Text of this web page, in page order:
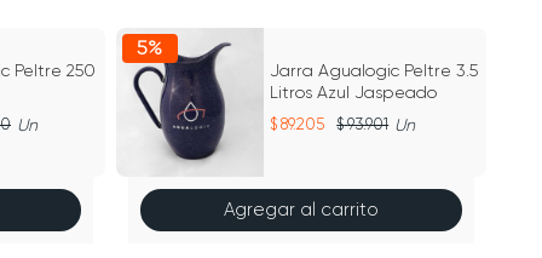
Peltre 250
Un
5%
Jarra Agualogic Peltre 3.5
Litros Azul Jaspeado
89.205 93.901 Un
Agregar al carrito